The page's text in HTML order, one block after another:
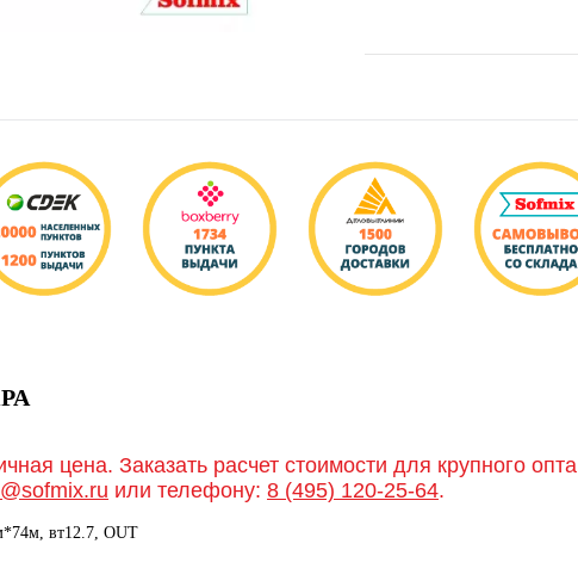
цена. Заказать расчет стоимости для крупного
или телефону: 8 (495) 120-25-64.
вт12.7, OUT